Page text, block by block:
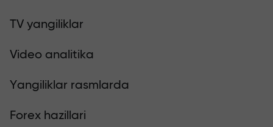
TV yangiliklar
Video analitika
Yangiliklar rasmlarda
Forex hazillari